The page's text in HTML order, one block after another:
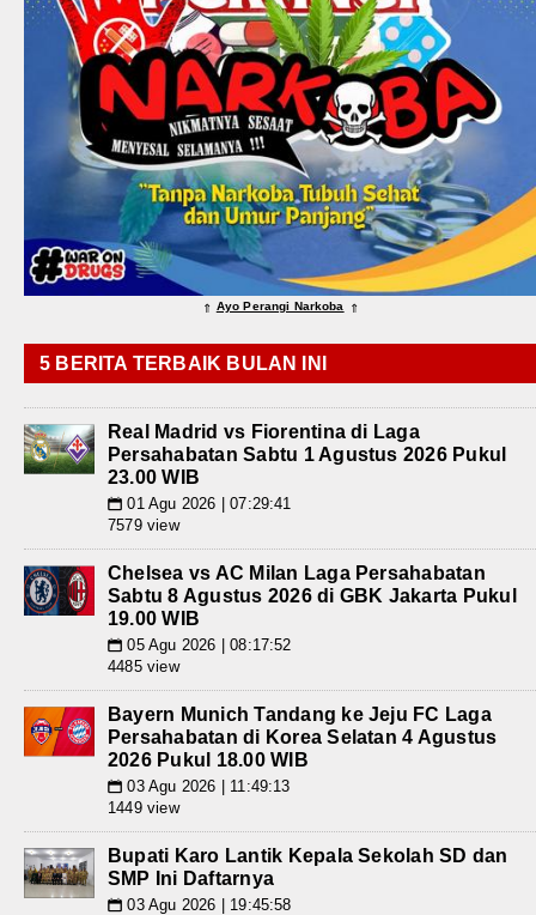
⇑ Ayo Perangi Narkoba ⇑
5 BERITA TERBAIK BULAN INI
Real Madrid vs Fiorentina di Laga
Persahabatan Sabtu 1 Agustus 2026 Pukul
23.00 WIB
📅 01 Agu 2026 | 07:29:41
7579 view
Chelsea vs AC Milan Laga Persahabatan
Sabtu 8 Agustus 2026 di GBK Jakarta Pukul
19.00 WIB
📅 05 Agu 2026 | 08:17:52
4485 view
Bayern Munich Tandang ke Jeju FC Laga
Persahabatan di Korea Selatan 4 Agustus
2026 Pukul 18.00 WIB
📅 03 Agu 2026 | 11:49:13
1449 view
Bupati Karo Lantik Kepala Sekolah SD dan
SMP Ini Daftarnya
📅 03 Agu 2026 | 19:45:58